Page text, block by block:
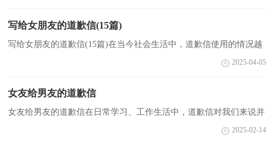
写给女朋友的道歉信(15篇)
写给女朋友的道歉信(15篇)在当今社会生活中，道歉信使用的情况越
来越多，写道歉信时要注意说明情况与理由，实事求是，简明扼要。
2025-04-05
女友给男友的道歉信
女友给男友的道歉信在日常学习、工作生活中，道歉信对我们来说并
不陌生，写道歉信时要注意解释清楚事情原委，认同对方的感受并给
2025-02-14